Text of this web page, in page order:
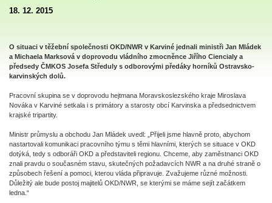
18. 12. 2015
O situaci v těžební společnosti OKD/NWR v Karviné jednali ministři Jan Mládek
a Michaela Marksová v doprovodu vládního zmocněnce Jiřího Ciencialy a
předsedy ČMKOS Josefa Středuly s odborovými předáky horníků Ostravsko-
karvinských dolů.
Pracovní skupina se v doprovodu hejtmana Moravskoslezského kraje Miroslava
Nováka v Karviné setkala i s primátory a starosty obcí Karvinska a předsednictvem
krajské tripartity.
Ministr průmyslu a obchodu Jan Mládek uvedl: „Přijeli jsme hlavně proto, abychom
nastartovali komunikaci pracovního týmu s těmi hlavními, kterých se situace v OKD
dotýká, tedy s odboráři OKD a představiteli regionu. Chceme, aby zaměstnanci OKD
znali pravdu o současném stavu, skutečných požadavcích NWR a na druhé straně o
způsobech řešení a pomoci, kterou vláda připravuje. Zvažujeme různé možnosti.
Důležitý ale bude postoj majitelů OKD/NWR, se kterými se máme sejít začátkem
ledna.“